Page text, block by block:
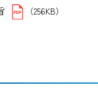
（256KB）